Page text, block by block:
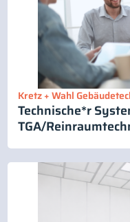
Kretz + Wahl
Technische*r
TGA/